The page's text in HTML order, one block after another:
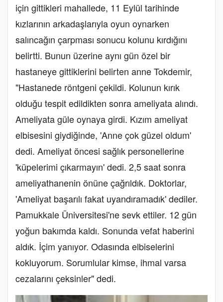
için gittikleri mahallede, 11 Eylül tarihinde
kızlarının arkadaşlarıyla oyun oynarken
salıncağın çarpması sonucu kolunu kırdığını
belirtti. Bunun üzerine aynı gün özel bir
hastaneye gittiklerini belirten anne Tokdemir,
"Hastanede röntgeni çekildi. Kolunun kırık
olduğu tespit edildikten sonra ameliyata alındı.
Ameliyata güle oynaya girdi. Kızım ameliyat
elbisesini giydiğinde, 'Anne çok güzel oldum'
dedi. Ameliyat öncesi sağlık personellerine
'küpelerimi çıkarmayın' dedi. 2,5 saat sonra
ameliyathanenin önüne çağrıldık. Doktorlar,
'Ameliyat başarılı fakat uyandıramadık' dediler.
Pamukkale Üniversitesi'ne sevk ettiler. 12 gün
yoğun bakımda kaldı. Sonunda vefat haberini
aldık. İçim yanıyor. Odasında elbiselerini
kokluyorum. Sorumlular kimse, ihmal varsa
cezalarını çeksinler" dedi.